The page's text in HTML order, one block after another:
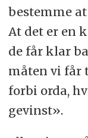
bestemme
At det er en
de får klar
måten vi får
forbi orda,
gevinst».